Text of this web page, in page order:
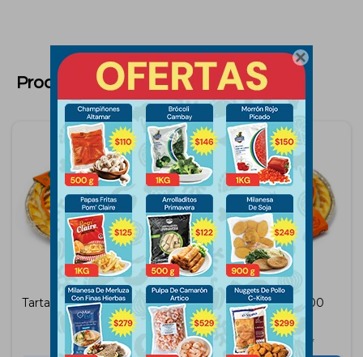

Productos que te pueden interesar
Tarta Jamon y Queso Ble
700 Gramos
$ 386
Tarta Atun Ble 700
Gramos
$ 448 $ 458